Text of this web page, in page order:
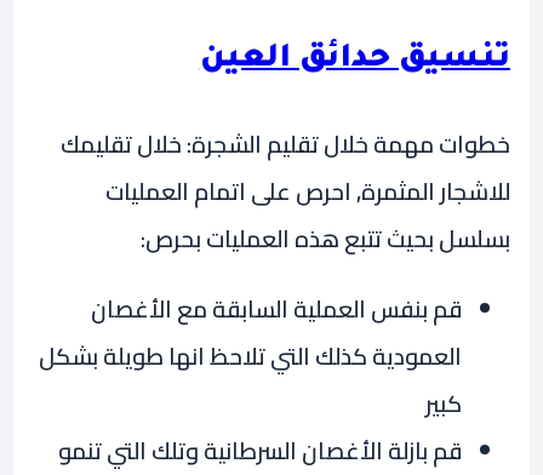
تنسيق حدائق العين
خطوات مهمة خلال تقليم الشجرة: خلال تقليمك
للاشجار المثمرة, احرص على اتمام العمليات
بسلسل بحيث تتبع هذه العمليات بحرص:
قم بنفس العملية السابقة مع الأغصان
العمودية كذلك التي تلاحظ انها طويلة بشكل
كبير
قم بازلة الأغصان السرطانية وتلك التي تنمو